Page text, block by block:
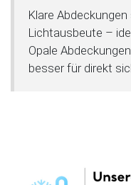
Klare
Lichtausbeute –
Opale
besser für direkt